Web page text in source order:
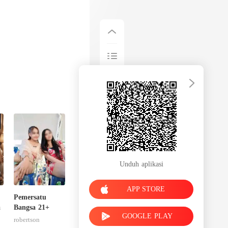
Pemersatu
Bangsa 21+
robertson
Unduh aplikasi
APP STORE
GOOGLE PLAY